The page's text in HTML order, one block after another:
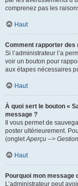
comprenez pas les
Haut
Comment rapporter des
Si l’administrateur l’a
voir un bouton pour
aux étapes nécessaires
Haut
À quoi sert le bouton «
message ?
Il vous permet de
poster ultérieurement.
(ongletAperçu -->
Haut
Pourquoi mon message
L’administrateur peut